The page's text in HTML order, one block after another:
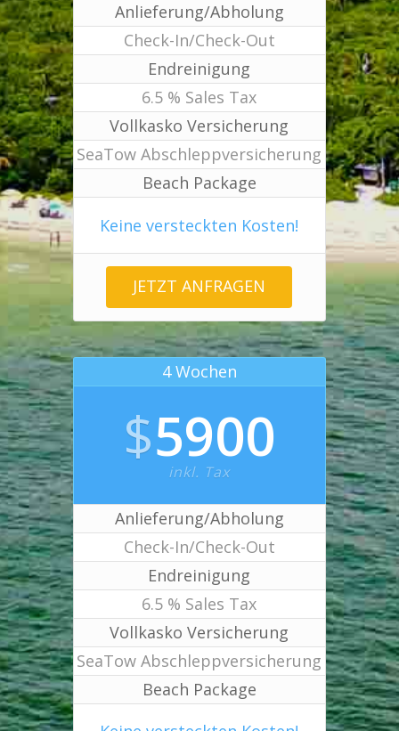
Anlieferung/Abholung
Check-In/Check-Out
Endreinigung
6.5 % Sales Tax
Vollkasko Versicherung
SeaTow Abschleppversicherung
Beach Package
Keine versteckten Kosten!
JETZT ANFRAGEN
4 Wochen
$5900
inkl. Tax
Anlieferung/Abholung
Check-In/Check-Out
Endreinigung
6.5 % Sales Tax
Vollkasko Versicherung
SeaTow Abschleppversicherung
Beach Package